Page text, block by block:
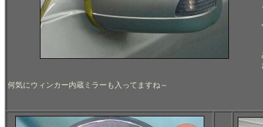
何気にウィンカー内蔵ミラーも入ってますね～